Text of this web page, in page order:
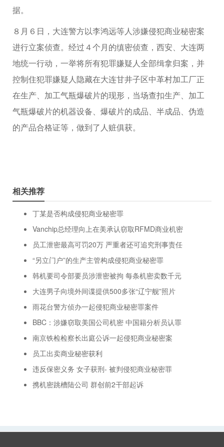
据。
８月６日，大连警方以李鸿远等人涉嫌侵犯商业秘密案
进行立案侦查。经过４个月的缜密侦查，西安、大连两
地统一行动，一举将所有犯罪嫌疑人全部缉拿归案，并
控制住犯罪嫌疑人隐藏在大连甘井子区中革村加工厂正
在生产、加工气瓶爆破片的现形，当场查扣生产、加工
气瓶爆破片的机器设备、爆破片的成品、半成品、伪造
的产品合格证等，做到了人赃俱获。
相关推荐
丁某是否构成侵犯商业秘密罪
Vanchip总经理向上在美承认窃取RFMD商业机密
员工泄密最高可罚20万 严重者还可追究刑事责任
“另立门户”的生产主管构成侵犯商业秘密罪
韩机要司令部要员涉泄密被拘 每条机密卖数千元
大连男子向境外间谍提供500多张“辽宁舰”照片
雨花台警方侦办一起侵犯商业秘密罪案件
BBC：涉嫌窃取美国公司机密 中国籍分析员认罪
南京铁检检察长出庭公诉一起侵犯商业秘密案
员工出卖商业秘密获利
违反保密义务 女子获刑- 被判侵犯商业秘密罪
携机密跳槽陆公司 群创前2干部起诉